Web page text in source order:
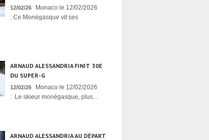
12/02/26
Monaco le 12/02/2026
: Ce Monégasque vit ses
ARNAUD ALESSANDRIA FINIT 30E
DU SUPER-G
12/02/26
Monaco le 12/02/2026
: Le skieur monégasque, plus...
ARNAUD ALESSANDRIA AU DÉPART